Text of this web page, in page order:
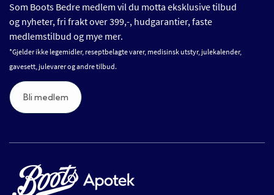
Som Boots Bedre medlem vil du motta eksklusive tilbud
og nyheter, fri frakt over 399,-, hudgarantier, faste
medlemstilbud og mye mer.
*Gjelder ikke legemidler, reseptbelagte varer, medisinsk utstyr, julekalender,
gavesett, julevarer og andre tilbud.
Bli medlem